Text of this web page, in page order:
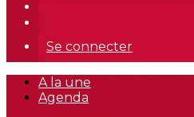
Se connecter
A la une
Agenda